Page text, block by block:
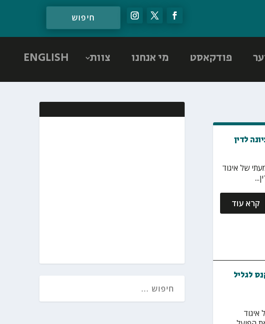
פודקאסט מי אנחנו צוות ENGLISH
לדין
של איגוד
קרא עוד
לגליל